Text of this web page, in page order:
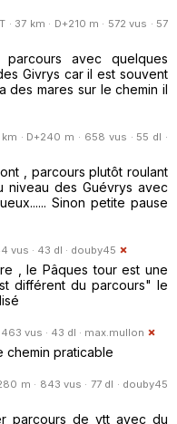
· 37 km · D+210 m · 572 vus · 57
avec quelques
Givrys car il est souvent
des mares sur le chemin il
· D+240 m · 658 vus · 55 dl ·
, parcours plutôt roulant
niveau des Guévrys avec
Sinon petite pause
vus · 43 dl · douby45
, le Pâques tour est une
différent du parcours" le
463 vus · 43 dl · max.mullon
chemin praticable
m · 843 vus · 77 dl · douby45
parcours de vtt avec du